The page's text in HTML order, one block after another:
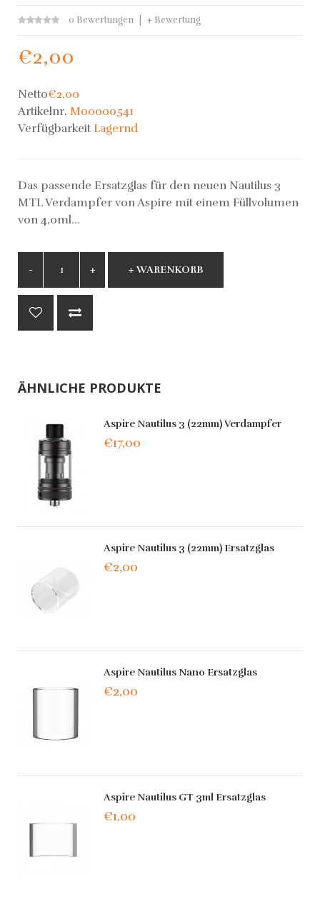
0 Bewertungen + Bewertung
€2,00
Netto€2,00
Artikelnr. M00000541
Verfügbarkeit Lagernd
Das passende Ersatzglas für den neuen Nautilus 3
MTL Verdampfer von Aspire mit einem Füllvolumen
von 4,0ml...
+ WARENKORB
ÄHNLICHE PRODUKTE
Aspire Nautilus 3 (22mm) Verdampfer
€17,00
Aspire Nautilus 3 (22mm) Ersatzglas
€2,00
Aspire Nautilus Nano Ersatzglas
€2,00
Aspire Nautilus GT 3ml Ersatzglas
€1,00